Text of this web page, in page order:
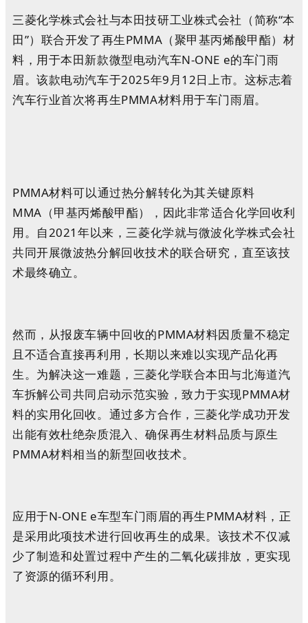
三菱化学株式会社与本田技研工业株式会社（简称“本
田”）联合开发了再生PMMA（聚甲基丙烯酸甲酯）材
料，用于本田新款微型电动汽车N-ONE e的车门雨
眉。该款电动汽车于2025年9月12日上市。这标志着
汽车行业首次将再生PMMA材料用于车门雨眉。
PMMA材料可以通过热分解转化为其关键原料
MMA（甲基丙烯酸甲酯），因此非常适合化学回收利
用。自2021年以来，三菱化学就与微波化学株式会社
共同开展微波热分解回收技术的联合研究，直至该技
术最终确立。
然而，从报废车辆中回收的PMMA材料因质量不稳定
且不适合直接再利用，长期以来难以实现产品化再
生。为解决这一难题，三菱化学联合本田与北海道汽
车拆解公司共同启动示范实验，致力于实现PMMA材
料的实用化回收。通过多方合作，三菱化学成功开发
出能有效杜绝杂质混入、确保再生材料品质与原生
PMMA材料相当的新型回收技术。
应用于N-ONE e车型车门雨眉的再生PMMA材料，正
是采用此项技术进行回收再生的成果。该技术不仅减
少了制造和处置过程中产生的二氧化碳排放，更实现
了资源的循环利用。